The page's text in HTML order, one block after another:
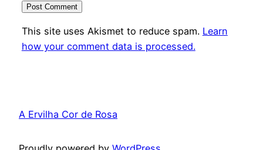
This site uses Akismet to reduce spam. Learn
how your comment data is processed.
A Ervilha Cor de Rosa